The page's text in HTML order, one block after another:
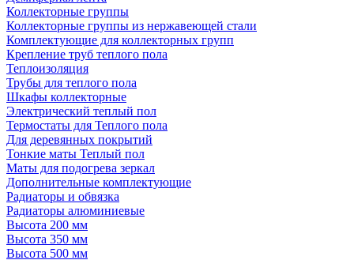
Коллекторные группы
Коллекторные группы из нержавеющей стали
Комплектующие для коллекторных групп
Крепление труб теплого пола
Теплоизоляция
Трубы для теплого пола
Шкафы коллекторные
Электрический теплый пол
Термостаты для Теплого пола
Для деревянных покрытий
Тонкие маты Теплый пол
Маты для подогрева зеркал
Дополнительные комплектующие
Радиаторы и обвязка
Радиаторы алюминиевые
Высота 200 мм
Высота 350 мм
Высота 500 мм